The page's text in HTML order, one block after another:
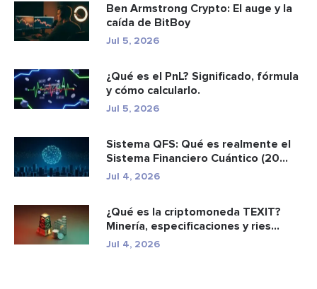
Ben Armstrong Crypto: El auge y la
caída de BitBoy
Jul 5, 2026
¿Qué es el PnL? Significado, fórmula
y cómo calcularlo.
Jul 5, 2026
Sistema QFS: Qué es realmente el
Sistema Financiero Cuántico (20...
Jul 4, 2026
¿Qué es la criptomoneda TEXIT?
Minería, especificaciones y ries...
Jul 4, 2026